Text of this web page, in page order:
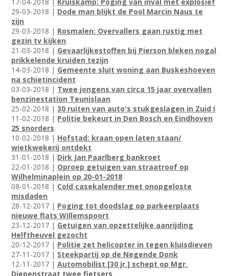
29-03-2018 | Dode man blijkt de Pool Marcin Naus te
zijn
29-03-2018 | Rosmalen: Overvallers gaan rustig met
gezin tv kijken
21-03-2018 | Gevaarlijkestoffen bij Pierson bleken nogal
prikkelende kruiden tezijn
14-03-2018 | Gemeente sluit woning aan Buskeshoeven
na schietincident
03-03-2018 | Twee jongens van circa 15 jaar overvallen
benzinestation Teunislaan
25-02-2018 |30 ruiten van auto's stukgeslagen in Zuid I
11-02-2018 | Politie bekeurt in Den Bosch en Eindhoven
25 snorders
10-02-2018 | Hofstad: kraan open laten staan/
wietkwekerij ontdekt
31-01-2018 | Dirk Jan Paarlberg bankroet
22-01-2018 | Oproep getuigen van straatroof op
Wilhelminaplein op 20-01-2018
08-01-2018 | Cold casekalender met onopgeloste
misdaden
28-12-2017 | Poging tot doodslag op parkeerplaats
nieuwe flats Willemspoort
23-12-2017 | Getuigen van opzettelijke aanrijding
Helftheuvel gezocht
20-12-2017 | Politie zet helicopter in tegen kluisdieven
27-11-2017 | Steekpartij op de Negende Donk
12-11-2017 |Automobilist [30 jr.] schept op Mgr.
Diepenstraat twee fietsers